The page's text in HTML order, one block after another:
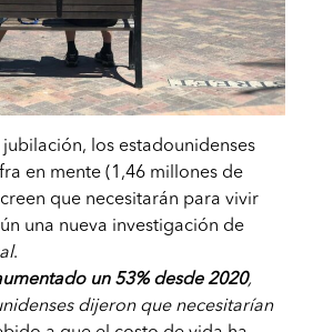
los estadounidenses
en mente (1,46 millones de
que necesitarán para vivir
una nueva investigación de
.
un 53% desde 2020,
dijeron que necesitarían